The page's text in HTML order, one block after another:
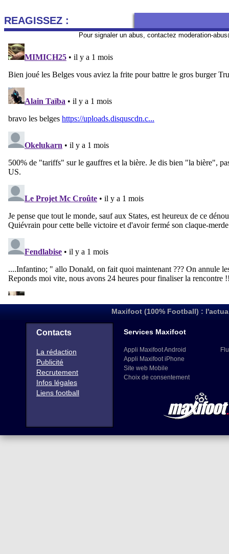
REAGISSEZ :
Pour signaler un abus, contactez moderation-
Maxifoot (100% Football) :
Contacts
La rédaction
Publicité
Recrutement
Infos légales
Liens football
Services Maxifoot
Appli Maxifoot Android
Appli Maxifoot iPhone
Site web Mobile
Choix de consentement